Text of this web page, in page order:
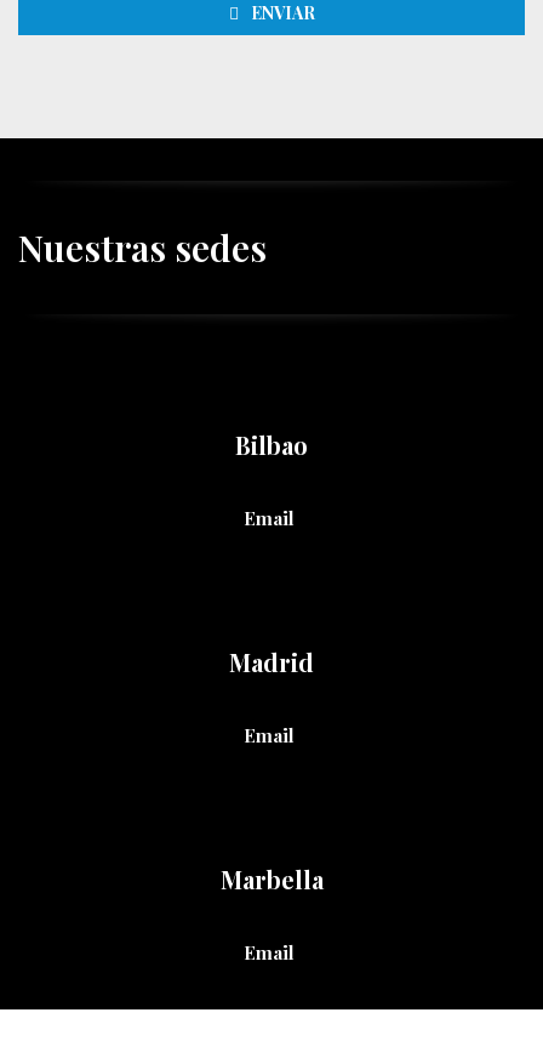
ENVIAR
Nuestras sedes
Bilbao
Email
Madrid
Email
Marbella
Email